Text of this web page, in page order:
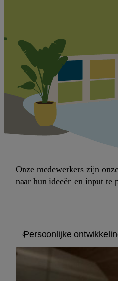
Onze medewerkers zijn
naar hun ideeën en input te
Persoonlijke